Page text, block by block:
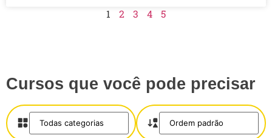
1 2 3 4 5
Cursos que você pode precisar